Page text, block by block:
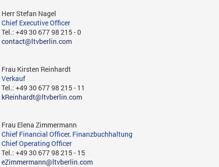
Herr Stefan Nagel
Chief Executive Officer
Tel.: +49 30 677 98 215 - 0
contact@ltvberlin.com
Frau Kirsten Reinhardt
Verkauf
Tel.: +49 30 677 98 215 - 11
kReinhardt@ltvberlin.com
Frau Elena Zimmermann
Chief Financial Officer, Finanzbuchhaltung
Chief Operating Officer
Tel.: +49 30 677 98 215 - 15
eZimmermann@ltvberlin.com